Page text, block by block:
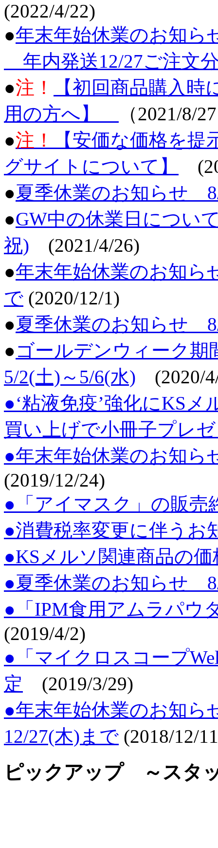
(2022/4/22)
●年末年始休業のお知
年内発送12/27ご注文
●注！
【初回商品購入
用の方へ】
（2021/8/
●注！
【安価な価格を
グサイトについて】
●夏季休業のお知らせ
●GW中の休業日につい
祝) (2021/4/26)
●年末年始休業のお知
で (2020/12/1)
●夏季休業のお知らせ
●ゴールデンウィーク
5/2(土)～5/6(水) (2020/
●‘粘液免疫’強化にKS
買い上げで小冊子プレ
●年末年始休業のお知
(2019/12/24)
●「アイマスク」の販売
●消費税率変更に伴うお
●KSメルソ関連商品の
●夏季休業のお知らせ
●「IPM食用アムラパウ
(2019/4/2)
●「マイクロスコープ
定 (2019/3/29)
●年末年始休業のお知
12/27(木)まで (2018/12/
ピックアップ ～スタ